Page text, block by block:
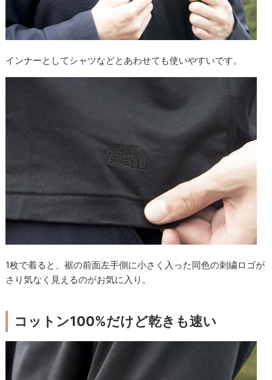
インナーとしてシャツなどとあわせても使いやすいです。
1枚で着ると、裾の前面左手側に小さく入った同色の刺繍ロゴが
さり気なく見えるのがお気に入り。
コットン100%だけど乾きも速い